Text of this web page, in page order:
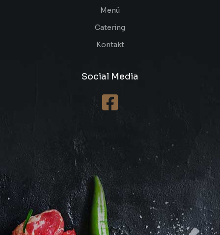
Menü
Catering
Kontakt
Social Media